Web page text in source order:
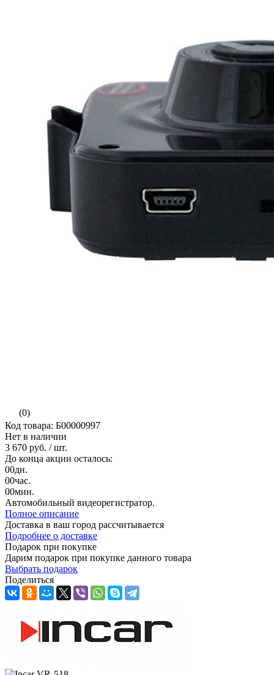
(0)
Код товара: Б00000997
Нет в наличии
3 670 руб. / шт.
До конца акции осталось:
00дн.
00час.
00мин.
Автомобильный видеорегистратор.
Полное описание
Доставка в ваш город рассчитывается
Подробнее о доставке
Подарок при покупке
Дарим подарок при покупке данного товара
Выбрать подарок
Поделиться